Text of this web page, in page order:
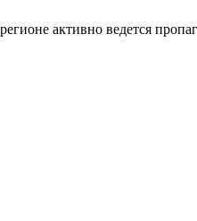
активно ведется